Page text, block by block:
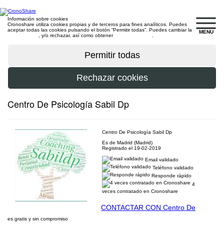
MENU
Información sobre cookies
Cronoshare utiliza cookies propias y de terceros para fines analíticos. Puedes
aceptar todas las cookies pulsando el botón “Permitir todas”. Puedes cambiar la
, y/o rechazar, así como obtener
Centro De Psicología Sabil Dp
Centro De Psicología Sabil Dp
Es de Madrid (Madrid)
Registrado el 19-02-2019
Email validado
Teléfono validado
Responde rápido
4
veces contratado en Cronoshare
CONTACTAR CON Centro De
es gratis y sin compromiso